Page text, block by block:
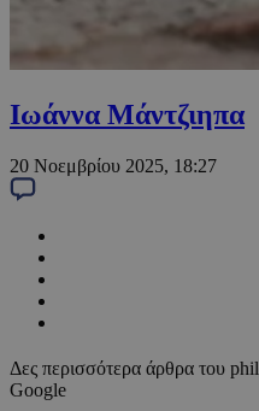
Ιωάννα Μάντζιηπα
20 Νοεμβρίου 2025, 18:27
Δες περισσότερα άρθρα του
Google